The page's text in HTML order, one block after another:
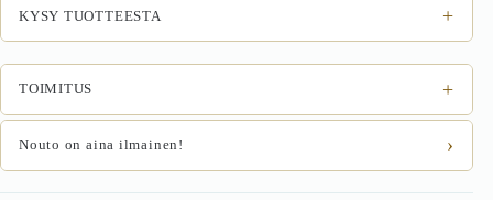
KYSY TUOTTEESTA +
TOIMITUS +
Nouto on aina ilmainen! ›